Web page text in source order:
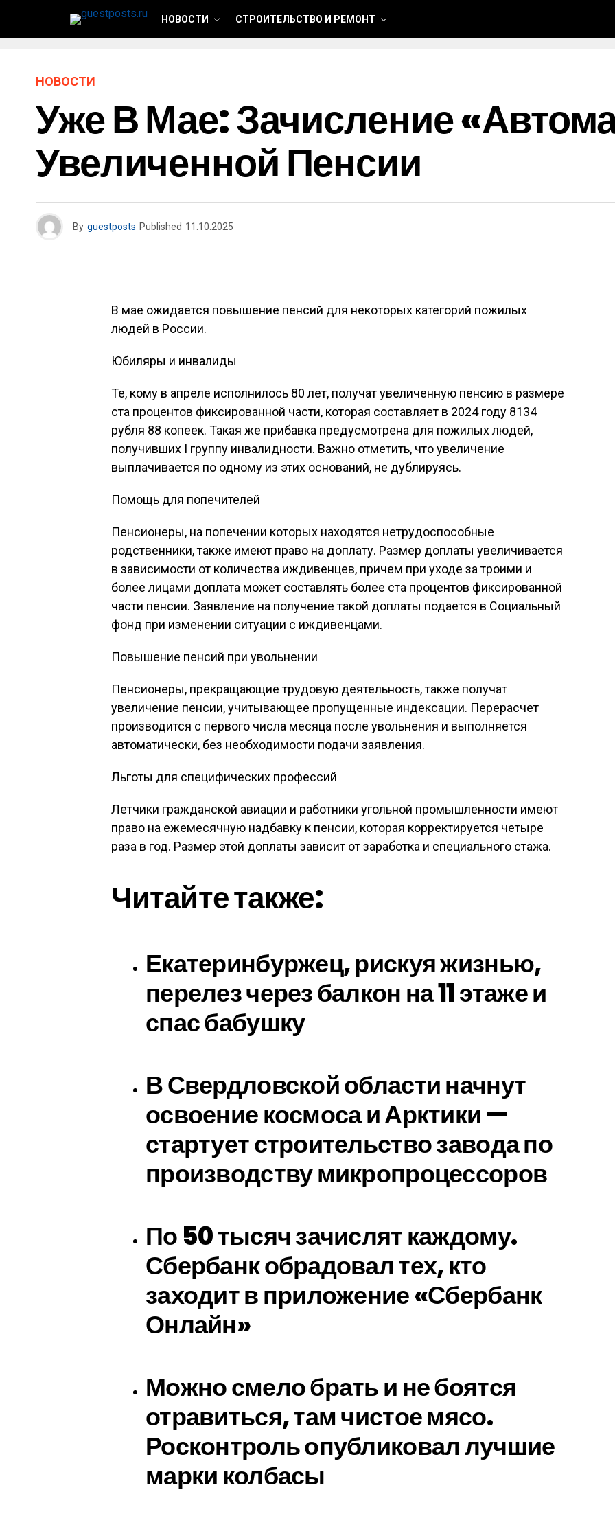
НОВОСТИ СТРОИТЕЛЬСТВО И РЕМОНТ
НОВОСТИ
Уже В Мае: Зачисление
Увеличенной Пенсии
By guestposts Published 11.10.2025
В мае ожидается повышение пенсий для некоторых категорий пожилых
людей в России.
Юбиляры и инвалиды
Те, кому в апреле исполнилось 80 лет, получат увеличенную пенсию в размере
ста процентов фиксированной части, которая составляет в 2024 году 8134
рубля 88 копеек. Такая же прибавка предусмотрена для пожилых людей,
получивших I группу инвалидности. Важно отметить, что увеличение
выплачивается по одному из этих оснований, не дублируясь.
Помощь для попечителей
Пенсионеры, на попечении которых находятся нетрудоспособные
родственники, также имеют право на доплату. Размер доплаты увеличивается
в зависимости от количества иждивенцев, причем при уходе за троими и
более лицами доплата может составлять более ста процентов фиксированной
части пенсии. Заявление на получение такой доплаты подается в Социальный
фонд при изменении ситуации с иждивенцами.
Повышение пенсий при увольнении
Пенсионеры, прекращающие трудовую деятельность, также получат
увеличение пенсии, учитывающее пропущенные индексации. Перерасчет
производится с первого числа месяца после увольнения и выполняется
автоматически, без необходимости подачи заявления.
Льготы для специфических профессий
Летчики гражданской авиации и работники угольной промышленности имеют
право на ежемесячную надбавку к пенсии, которая корректируется четыре
раза в год. Размер этой доплаты зависит от заработка и специального стажа.
Читайте также:
Екатеринбуржец, рискуя жизнью,
перелез через балкон на 11 этаже и
спас бабушку
В Свердловской области начнут
освоение космоса и Арктики —
стартует строительство завода по
производству микропроцессоров
По 50 тысяч зачислят каждому.
Сбербанк обрадовал тех, кто
заходит в приложение «Сбербанк
Онлайн»
Можно смело брать и не боятся
отравиться, там чистое мясо.
Росконтроль опубликовал лучшие
марки колбасы